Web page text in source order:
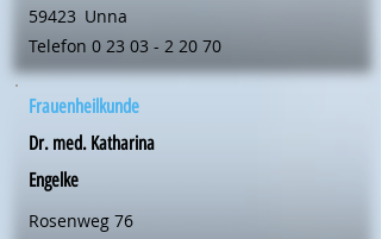
59423 Unna
Telefon 0 23 03 - 2 20 70
Frauenheilkunde
Dr. med. Katharina
Engelke
Rosenweg 76